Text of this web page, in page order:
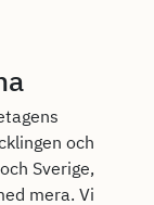
och
Sverige,
mera. Vi